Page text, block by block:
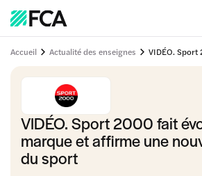
Accueil Actualité des enseignes
VIDÉO. Sport 2000 fait
marque et affirme une
du sport